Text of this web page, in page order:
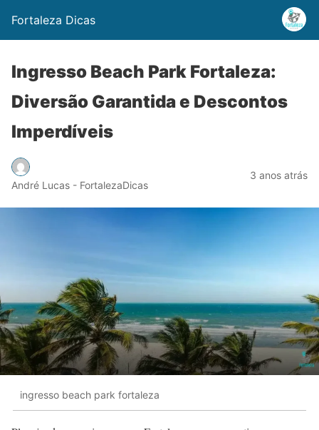
Fortaleza Dicas
Ingresso Beach Park Fortaleza:
Diversão Garantida e Descontos
Imperdíveis
André Lucas - FortalezaDicas
3 anos atrás
ingresso beach park fortaleza